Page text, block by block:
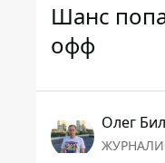
Шанс
офф
Олег